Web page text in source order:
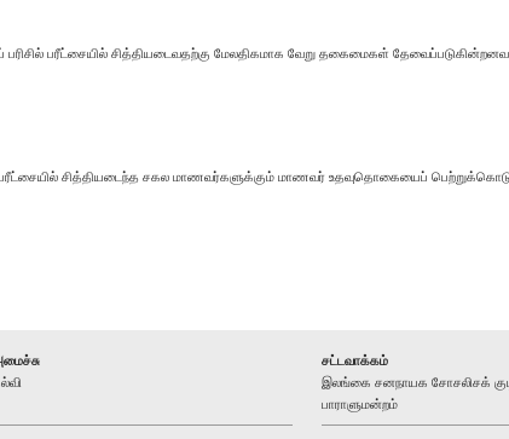
பரீட்சையில் சித்தியடைவதற்கு மேலதிகமாக வேறு தகைமைகள்
சித்தியடைந்த சகல மாணவர்களுக்கும் மாணவர் ​உதவுதொகையைப்
சட்டவாக்கம்
இலங்கை சனநாயக சோசலிசக்
பாராளுமன்றம்